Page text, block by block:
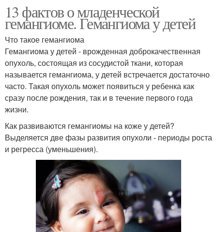
13 фактов о младенческой
гемангиоме. Гемангиома у детей
Что такое гемангиома
Гемангиома у детей - врожденная доброкачественная
опухоль, состоящая из сосудистой ткани, которая
называется гемангиома, у детей встречается достаточно
часто. Такая опухоль может появиться у ребенка как
сразу после рождения, так и в течение первого года
жизни.
Как развиваются гемангиомы на коже у детей?
Выделяется две фазы развития опухоли - периоды роста
и регресса (уменьшения).